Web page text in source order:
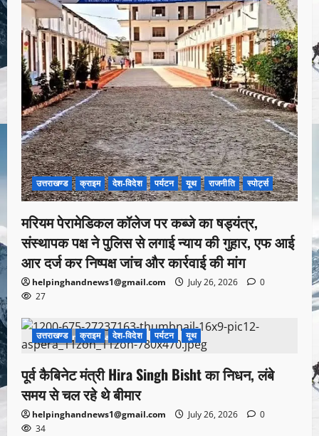
उत्तराखण्ड क्राइम देश-विदेश पर्यटन यूथ राजनीति स्पोर्ट्स
मरियम पेरामेडिकल कॉलेज पर कब्जे का षड्यंत्र,
संस्थापक पक्ष ने पुलिस से लगाई न्याय की गुहार, एफ आई
आर दर्ज कर निष्पक्ष जांच और कार्रवाई की मांग
helpinghandnews1@gmail.com July 26, 2026
0
27
1 minute read
उत्तराखण्ड क्राइम देश-विदेश पर्यटन यूथ
पूर्व कैबिनेट मंत्री Hira Singh Bisht का निधन, लंबे
समय से चल रहे थे बीमार
helpinghandnews1@gmail.com July 26, 2026
0
34